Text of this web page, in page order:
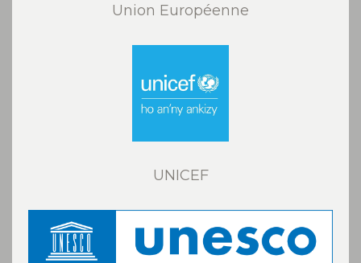
Union Européenne
UNICEF